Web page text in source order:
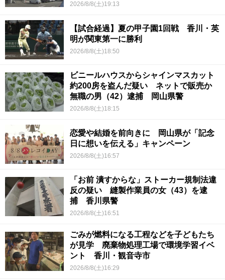
2026/8/8(土)19:13
【試合経過】夏の甲子園1回戦 香川・英
明が関東第一に勝利
2026/8/8(土)18:50
ビニールハウスからシャインマスカット
約200房を盗んだ疑い ネットで販売か
無職の男（42）逮捕 岡山県警
2026/8/8(土)18:15
恋愛や結婚を前向きに 岡山県が「記念
日に想いを伝える」キャンペーン
2026/8/8(土)16:57
「お前 潰すからな」ストーカー規制法違
反の疑い 縫製作業員の女（43）を逮
捕 香川県警
2026/8/8(土)16:51
ごみが燃料になる工程などを子どもたち
が見学 廃棄物処理工場で環境学習イベ
ント 香川・観音寺市
2026/8/8(土)16:29